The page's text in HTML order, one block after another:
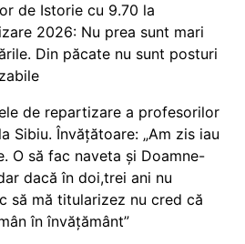
de Istorie cu 9.70 la
2026: Nu prea sunt mari
Din păcate nu sunt posturi
de repartizare a profesorilor
Sibiu. Învățătoare: „Am zis iau
O să fac naveta și Doamne-
dacă în doi,trei ani nu
să mă titularizez nu cred că
în învățământ”